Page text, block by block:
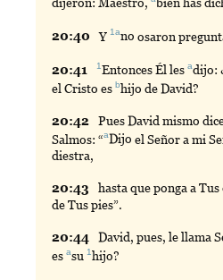
20:40 Y 1ano osaron
20:41 1EntoncesÉl lesadijo:
el Cristo esbhijo de David?
20:42 PuesDavid mismo
Salmos: “aDijo el Señor a mi
diestra,
20:43 hastaque ponga a
de Tus pies”.
20:44 David, pues, le llama
esasu 1hijo?